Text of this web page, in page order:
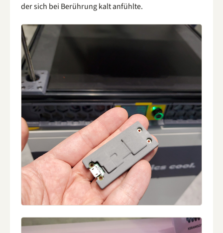
der sich bei Berührung kalt anfühlte.